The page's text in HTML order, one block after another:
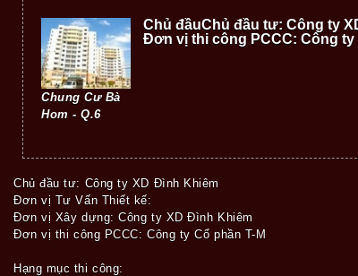
Chung Cư Bà
Hom - Q.6
Chủ đầuChủ đầu tư: Công ty
Đơn vị thi công PCCC: Công
Chủ đầu tư: Công ty XD Đình Khiêm
Đơn vị Tư Vấn Thiết kế:
Đơn vị Xây dựng: Công ty XD Đình Khiêm
Đơn vị thi công PCCC: Công ty Cổ phần T-M
Hạng mục thi công: